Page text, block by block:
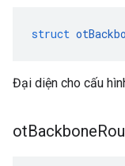
struct
Đại diện cho cấu
otBackbone